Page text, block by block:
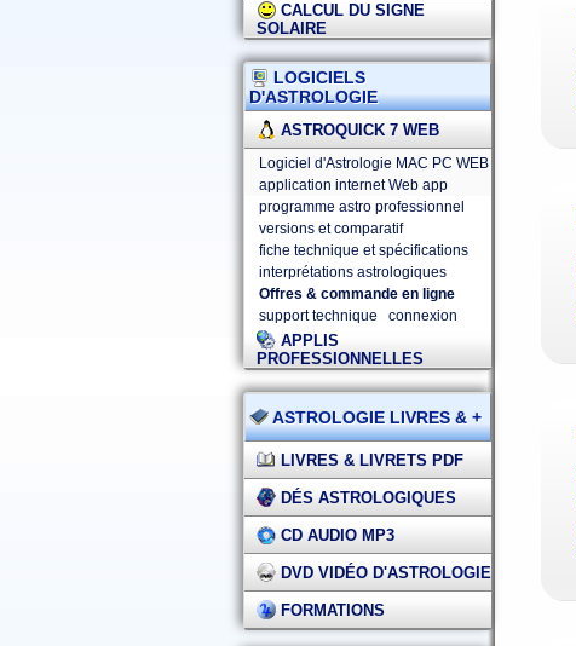
CALCUL DU SIGNE
SOLAIRE
LOGICIELS
D'ASTROLOGIE
ASTROQUICK 7 WEB
Logiciel d'Astrologie MAC PC WEB
application internet Web app
programme astro professionnel
versions et comparatif
fiche technique et spécifications
interprétations astrologiques
Offres & commande en ligne
support technique
connexion
APPLIS
PROFESSIONNELLES
ASTROLOGIE LIVRES & +
LIVRES & LIVRETS PDF
DÉS ASTROLOGIQUES
CD AUDIO MP3
DVD VIDÉO D'ASTROLOGIE
FORMATIONS